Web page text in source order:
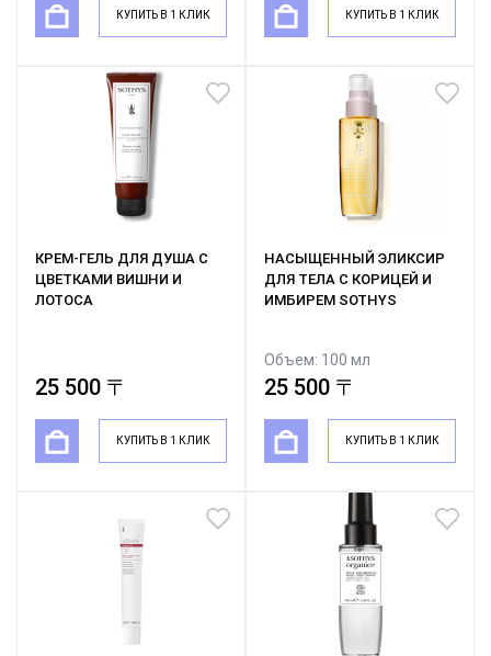
КУПИТЬ В 1 КЛИК КУПИТЬ В 1 КЛИК
КРЕМ-ГЕЛЬ ДЛЯ ДУША С
ЦВЕТКАМИ ВИШНИ И
ЛОТОСА
25 500 〒
КУПИТЬ В 1 КЛИК
НАСЫЩЕННЫЙ ЭЛИКСИР
ДЛЯ ТЕЛА С КОРИЦЕЙ И
ИМБИРЕМ SOTHYS
Объем: 100 мл
25 500 〒
КУПИТЬ В 1 КЛИК